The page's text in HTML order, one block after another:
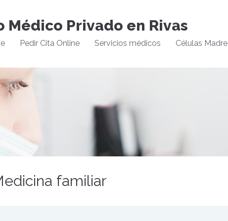
Privado en Rivas
Pedir Cita Online Servicios médicos Células Madre
familiar